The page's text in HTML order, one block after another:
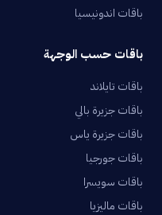
باقات اندونيسيا
باقات حسب الوجهة
باقات تايلاند
باقات جزيرة بالي
باقات جزيرة ياس
باقات جورجيا
باقات سويسرا
باقات ماليزيا